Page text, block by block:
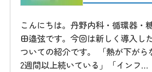
こんにちは。丹野内科・循環器・
田邉弦です。今回は新しく導入し
ついての紹介です。 「熱が下がら
2週間以上続いている」「インフ…